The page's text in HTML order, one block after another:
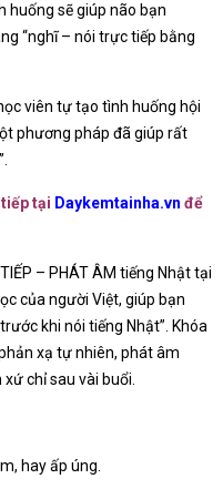
huống sẽ giúp não bạn
“nghĩ – nói trực tiếp bằng
viên tự tạo tình huống hội
phương pháp đã giúp rất
tại Daykemtainha.vn để
– PHÁT ÂM tiếng Nhật tại
của người Việt, giúp bạn
khi nói tiếng Nhật”. Khóa
xạ tự nhiên, phát âm
chỉ sau vài buổi.
hay ấp úng.